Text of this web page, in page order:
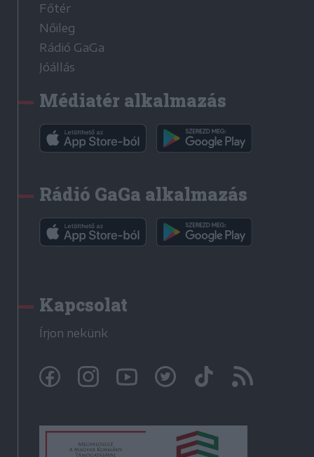
Főtér
Nőileg
Rádió GaGa
Jóállás
Médiatér alkalmazás
Rádió GaGa alkalmazás
Kapcsolat
Írjon nekünk